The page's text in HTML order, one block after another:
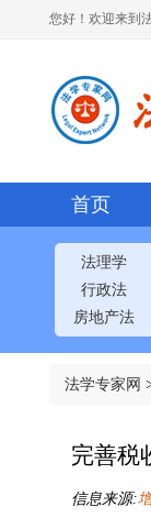
您好！欢迎来到
首页
法理学
行政法
房地产法
法学专家网
完善税
信息来源: